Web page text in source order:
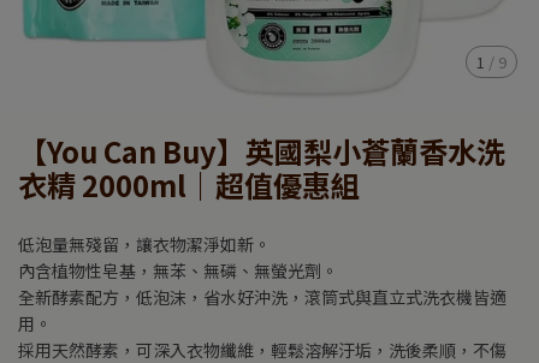
1 / 9
【You Can Buy】英國梨小蒼蘭香水洗
衣精 2000ml｜超值優惠組
低泡量無殘留，讓衣物潔淨如新。
內含植物性皂基，無苯、無磷、無螢光劑。
全新酵素配方，低泡沫，省水好沖洗，滾筒式與直立式洗衣機皆適
用。
採用天然酵素，可深入衣物纖維，輕鬆溶解汙垢，洗後柔順，不傷